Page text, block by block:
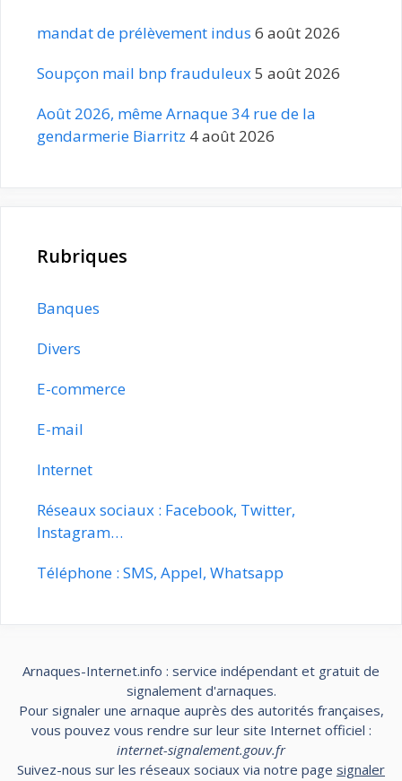
mandat de prélèvement indus 6 août 2026
Soupçon mail bnp frauduleux5 août 2026
Août 2026, même Arnaque 34 rue de la
gendarmerie Biarritz 4 août 2026
Rubriques
Banques
Divers
E-commerce
E-mail
Internet
Réseaux sociaux : Facebook, Twitter,
Instagram…
Téléphone : SMS, Appel, Whatsapp
Arnaques-Internet.info : service indépendant et gratuit de
signalement d'arnaques.
Pour signaler une arnaque auprès des autorités françaises,
vous pouvez vous rendre sur leur site Internet officiel :
internet-signalement.gouv.fr
Suivez-nous sur les réseaux sociaux via notre page signaler